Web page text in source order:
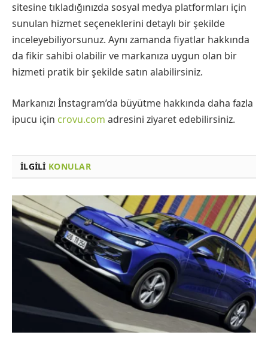
sitesine tıkladığınızda sosyal medya platformları için
sunulan hizmet seçeneklerini detaylı bir şekilde
inceleyebiliyorsunuz. Aynı zamanda fiyatlar hakkında
da fikir sahibi olabilir ve markanıza uygun olan bir
hizmeti pratik bir şekilde satın alabilirsiniz.
Markanızı İnstagram’da büyütme hakkında daha fazla
ipucu için crovu.com adresini ziyaret edebilirsiniz.
İLGILI KONULAR